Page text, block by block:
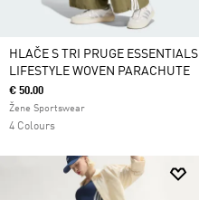
HLAČE S TRI PRUGE ESSENTIALS
LIFESTYLE WOVEN PARACHUTE
€ 50.00
Žene Sportswear
4 Colours